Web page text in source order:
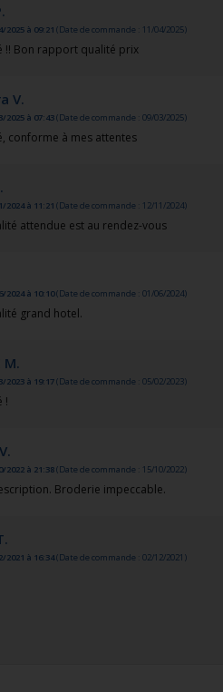
2025 à 09:21 (Date de commande : 11/04/2025)
!! Bon rapport qualité prix
V.
2025 à 07:43(Date de commande : 09/03/2025)
conforme à mes attentes
2024 à 11:21 (Date de commande : 12/11/2024)
attendue est au rendez-vous
2024 à 10:10(Date de commande : 01/06/2024)
grand hotel.
M.
2023 à 19:17(Date de commande : 05/02/2023)
!
2022 à 21:38(Date de commande : 15/10/2022)
Broderie impeccable.
2021 à 16:34(Date de commande : 02/12/2021)